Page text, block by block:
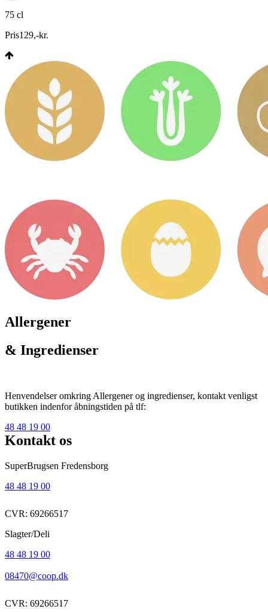
75 cl
Pris129,-kr.
Allergener
& Ingredienser
Henvendelser omkring Allergener og ingredienser, kontakt venligst
butikken indenfor åbningstiden på tlf:
48 48 19 00
Kontakt os
SuperBrugsen Fredensborg
48 48 19 00
CVR: 69266517
Slagter/Deli
48 48 19 00
08470@coop.dk
CVR: 69266517